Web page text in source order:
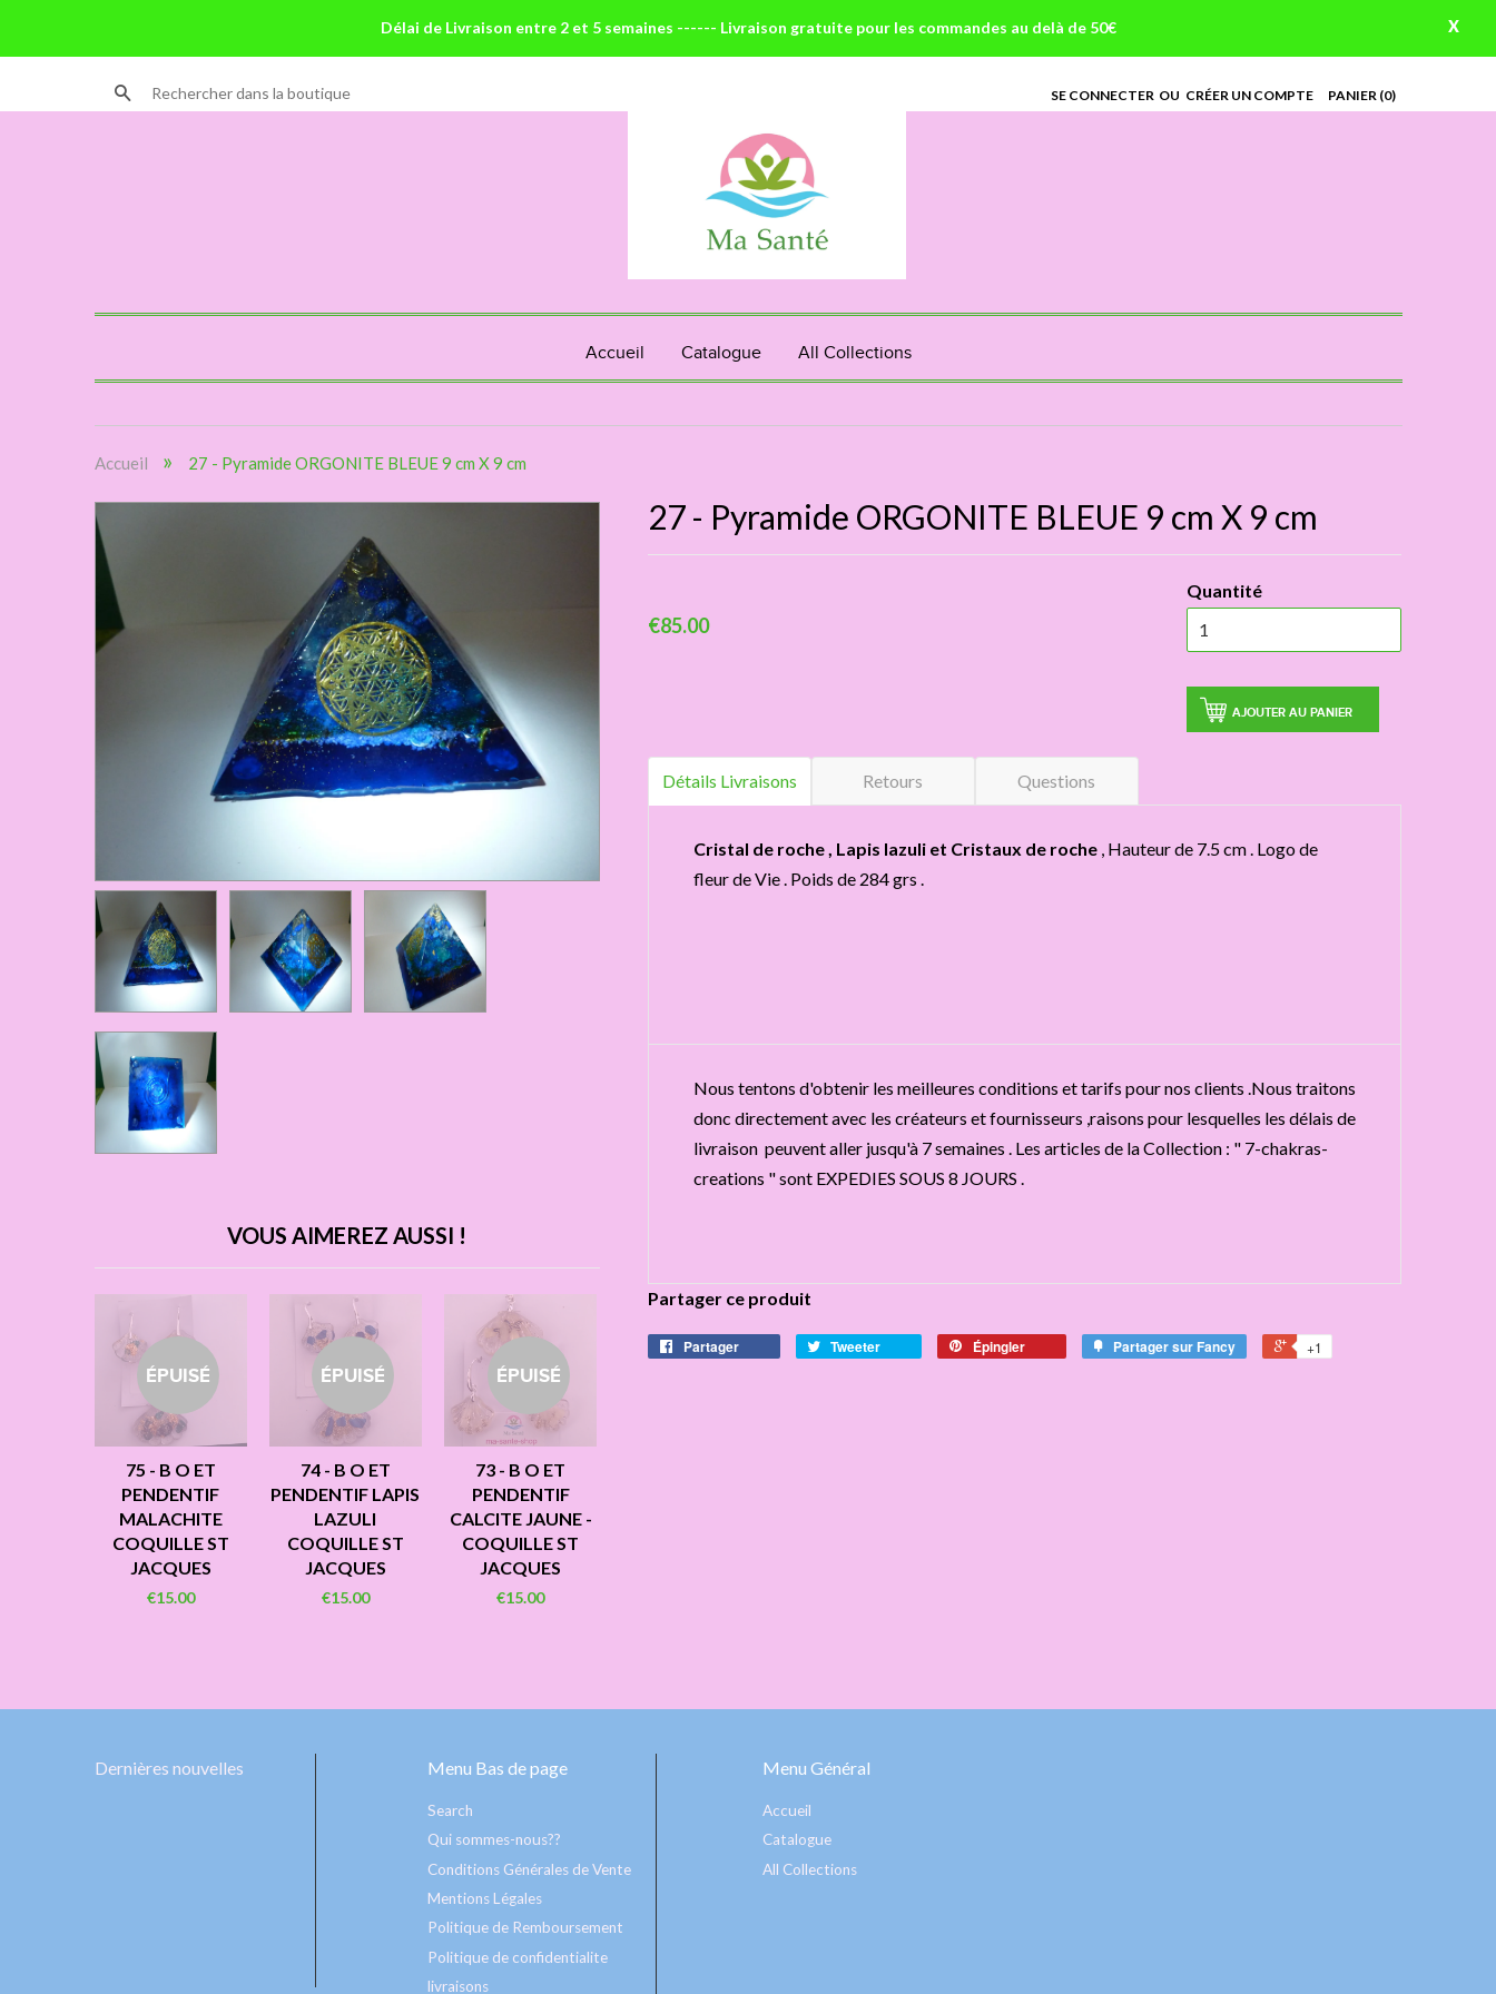
Délai de Livraison entre 2 et 5 semaines ------ Livraison gratuite pour les commandes au delà de 50€ X
Recherche SE CONNECTER OU CRÉER UN COMPTE PANIER (0)
Accueil Catalogue All Collections
Accueil » 27 - Pyramide ORGONITE BLEUE 9 cm X 9 cm
VOUS AIMEREZ AUSSI !
ÉPUISÉ
75 - B O ET
PENDENTIF
MALACHITE
COQUILLE ST
JACQUES
€15.00
ÉPUISÉ
74 - B O ET
PENDENTIF LAPIS
LAZULI
COQUILLE ST
JACQUES
€15.00
ÉPUISÉ
73 - B O ET
PENDENTIF
CALCITE JAUNE -
COQUILLE ST
JACQUES
€15.00
27 - Pyramide ORGONITE BLEUE 9 cm X 9 cm
€85.00
Quantité
AJOUTER AU PANIER
Détails Livraisons Retours Questions
Cristal de roche , Lapis lazuli et Cristaux de roche, Hauteur de 7.5 cm . Logo de
fleur de Vie . Poids de 284 grs .
Nous tentons d'obtenir les meilleures conditions et tarifs pour nos clients .Nous traitons
donc directement avec les créateurs et fournisseurs ,raisons pour lesquelles les délais de
livraison peuvent aller jusqu'à 7 semaines . Les articles de la Collection : " 7-chakras-
creations " sont EXPEDIES SOUS 8 JOURS .
Partager ce produit
Partager Tweeter Épingler Partager sur Fancy +1
Dernières nouvelles Menu Bas de page
Search
Qui sommes-nous??
Conditions Générales de Vente
Mentions Légales
Politique de Remboursement
Politique de confidentialite
livraisons
Menu Général
Accueil
Catalogue
All Collections